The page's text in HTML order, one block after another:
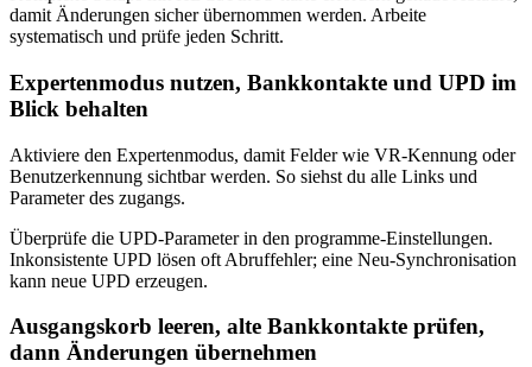
damit Änderungen sicher übernommen werden. Arbeite
systematisch und prüfe jeden Schritt.
Expertenmodus nutzen, Bankkontakte und UPD im
Blick behalten
Aktiviere den Expertenmodus, damit Felder wie VR‑Kennung oder
Benutzerkennung sichtbar werden. So siehst du alle Links und
Parameter des zugangs.
Überprüfe die UPD‑Parameter in den programme‑Einstellungen.
Inkonsistente UPD lösen oft Abruffehler; eine Neu‑Synchronisation
kann neue UPD erzeugen.
Ausgangskorb leeren, alte Bankkontakte prüfen,
dann Änderungen übernehmen